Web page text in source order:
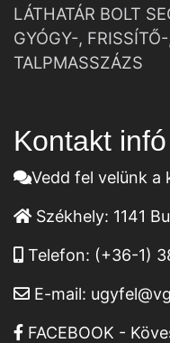
LÁTHATÁR BOLT
GYÓGY-,
TALPMASSZÁZS
Kontakt infó
Vedd fel velünk a
Székhely: 1141
Telefon: (+36-1)
E-mail:
FACEBOOK -